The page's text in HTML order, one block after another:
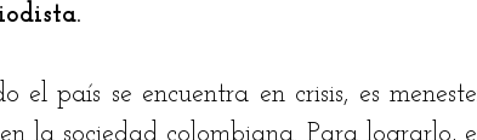
el país se encuentra en crisis, es